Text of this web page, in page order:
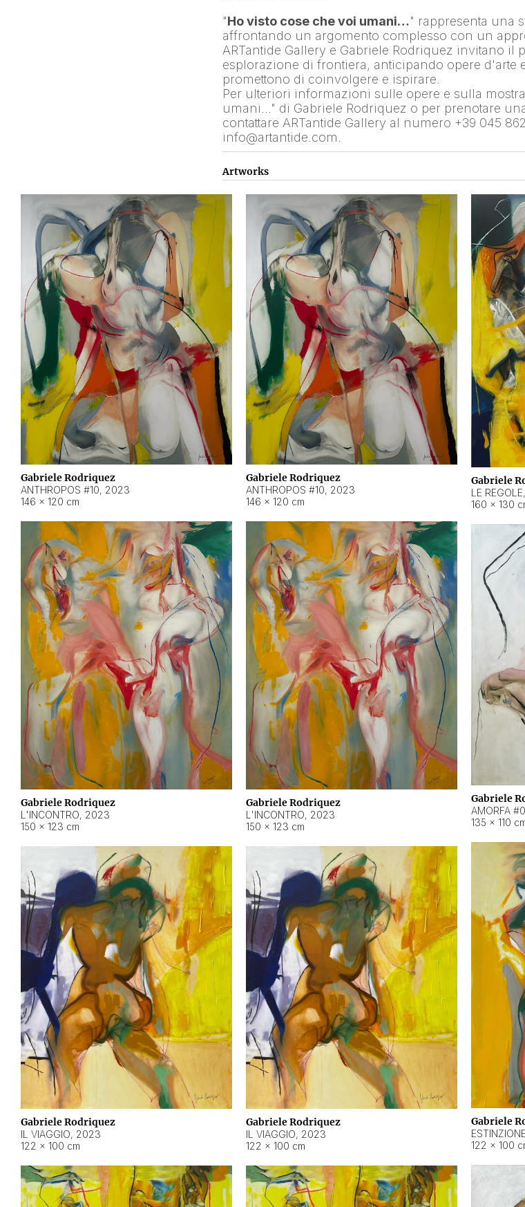
"Ho visto cose che voi umani…" rappresenta una
affrontando un argomento complesso con un
ARTantide Gallery e Gabriele Rodriquez invitano il
esplorazione di frontiera, anticipando opere d'arte
promettono di coinvolgere e ispirare.
Per ulteriori informazioni sulle opere e sulla
umani…" di Gabriele Rodriquez o per prenotare
contattare ARTantide Gallery al numero +39 045
info@artantide.com.
Artworks
Gabriele Rodriquez
ANTHROPOS #10, 2023
146 × 120 cm
Gabriele Rodriquez
ANTHROPOS #10, 2023
146 × 120 cm
Gabriele
LE REGOLE,
160 × 130
Gabriele Rodriquez
L'INCONTRO, 2023
150 × 123 cm
Gabriele Rodriquez
L'INCONTRO, 2023
150 × 123 cm
Gabriele
AMORFA
135 × 110
Gabriele
ESTINZIONE
122 × 100
Gabriele Rodriquez
IL VIAGGIO, 2023
122 × 100 cm
Gabriele Rodriquez
IL VIAGGIO, 2023
122 × 100 cm